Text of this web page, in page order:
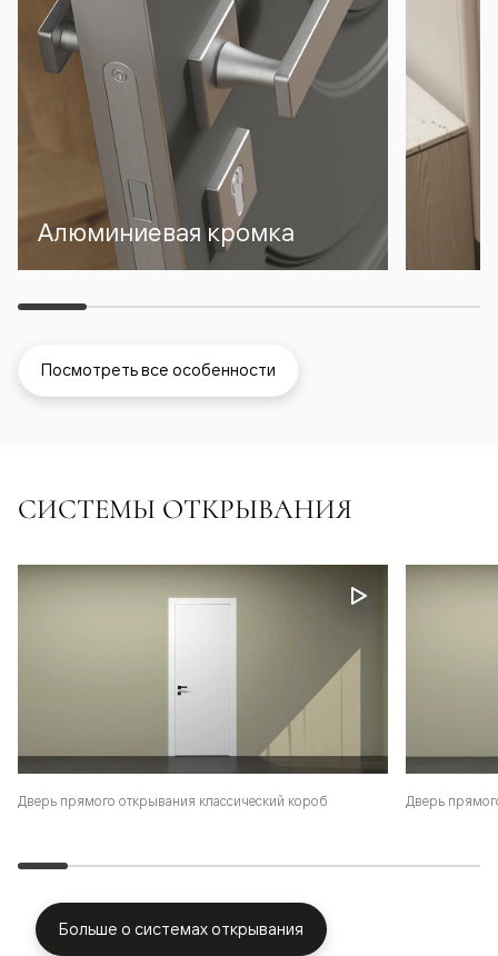
Алюминиевая кромка
Посмотреть все особенности
СИСТЕМЫ ОТКРЫВАНИЯ
Дверь прямого открывания классический короб Дверь
Больше о системах открывания